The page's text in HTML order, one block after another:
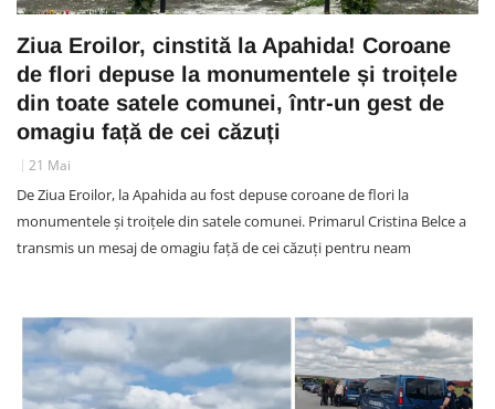
Ziua Eroilor, cinstită la Apahida! Coroane
de flori depuse la monumentele și troițele
din toate satele comunei, într-un gest de
omagiu față de cei căzuți
21 Mai
De Ziua Eroilor, la Apahida au fost depuse coroane de flori la
monumentele și troițele din satele comunei. Primarul Cristina Belce a
transmis un mesaj de omagiu față de cei căzuți pentru neam